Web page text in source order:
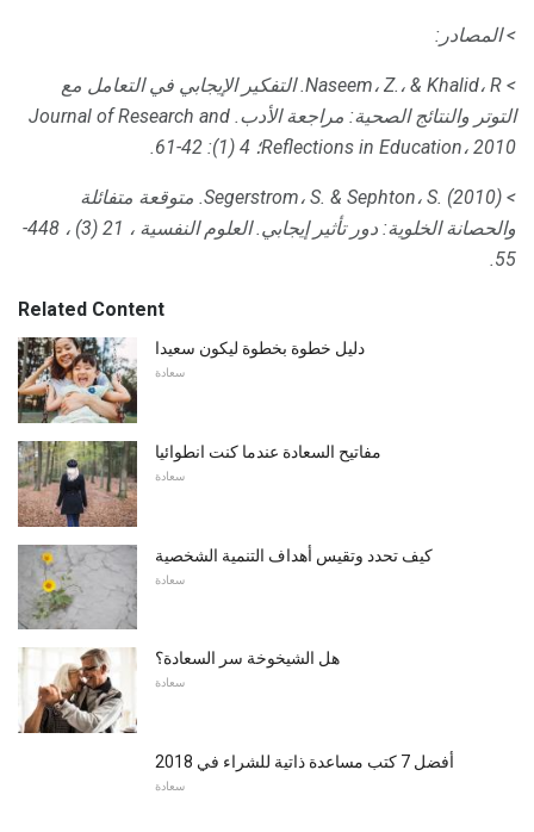
> المصادر:
> Naseem، Z.، & Khalid، R. التفكير الإيجابي في التعامل مع
التوتر والنتائج الصحية: مراجعة الأدب. Journal of Research and
Reflections in Education، 2010؛ 4 (1): 42-61.
> Segerstrom، S. & Sephton، S. (2010).
متوقعة متفائلة
والحصانة الخلوية: دور تأثير إيجابي.
العلوم النفسية ، 21 (3) ، 448-
55.
Related Content
دليل خطوة بخطوة ليكون سعيدا
سعادة
مفاتيح السعادة عندما كنت انطوائيا
سعادة
كيف تحدد وتقيس أهداف التنمية الشخصية
سعادة
هل الشيخوخة سر السعادة؟
سعادة
أفضل 7 كتب مساعدة ذاتية للشراء في 2018
سعادة